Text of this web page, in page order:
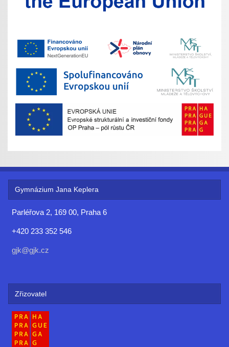
Gymnázium Jana Keplera
Parléřova 2, 169 00, Praha 6
+420 233 352 546
gjk@gjk.cz
Zřizovatel